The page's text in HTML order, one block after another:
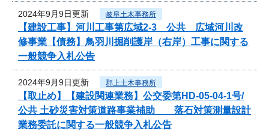
2024年9月9日更新 岐阜土木事務所
【建設工事】河川工事第広域2-3 公共 広域河川改
修事業【債務】鳥羽川掘削護岸（右岸）工事に関する
一般競争入札公告
2024年9月9日更新 郡上土木事務所
【取止め】【建設関連業務】公交委第HD-05-04-1号/
公共 土砂災害対策道路事業補助 落石対策測量設計
業務委託に関する一般競争入札公告